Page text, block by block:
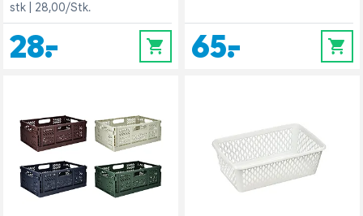
stk
28,00/Stk.
28,- 0 65,- 0